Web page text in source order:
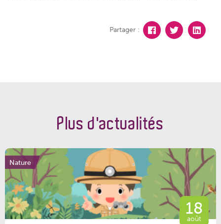
Partager :
Plus d'actualités
Nature
18
août